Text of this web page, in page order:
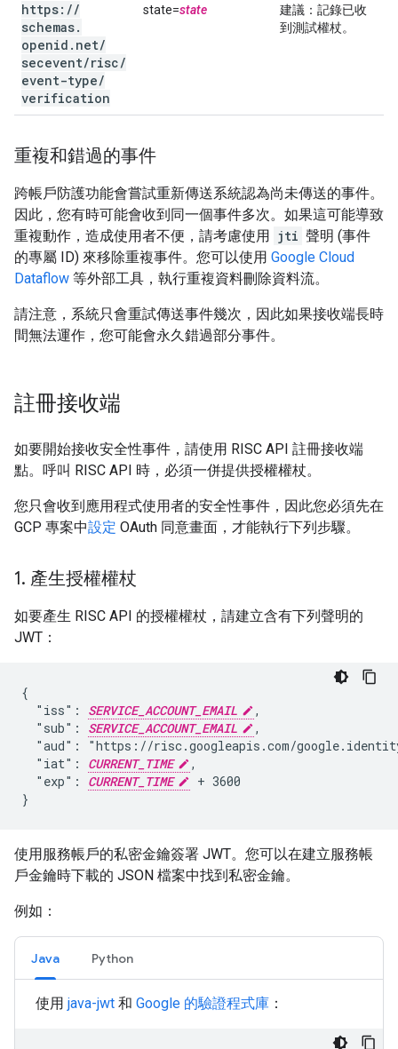
https: //
schemas.
openid . net/
secevent/risc/
event-type/
verification
state=state 建議 ：記錄已收
到測試權杖。
重複和錯過的事件
跨帳戶防護功能會嘗試重新傳送系統認為尚未傳送的事件。
因此，您有時可能會收到同一個事件多次。如果這可能導致
重複動作，造成使用者不便，請考慮使用 jti 聲明 (事件
的專屬 ID) 來移除重複事件。您可以使用 Google Cloud
Dataflow 等外部工具，執行重複資料刪除資料流。
請注意，系統只會重試傳送事件幾次，因此如果接收端長時
間無法運作，您可能會永久錯過部分事件。
註冊接收端
如要開始接收安全性事件，請使用 RISC API 註冊接收端
點。呼叫 RISC API 時，必須一併提供授權權杖。
您只會收到應用程式使用者的安全性事件，因此您必須先在
GCP 專案中設定 OAuth 同意畫面，才能執行下列步驟。
1. 產生授權權杖
如要產生 RISC API 的授權權杖，請建立含有下列聲明的
JWT：
{
  "iss":
SERVICE_ACCOUNT_EMAIL
,
  "sub":
SERVICE_ACCOUNT_EMAIL
,
"aud": "https://risc.googleapis.com/
  "iat":
CURRENT_TIME
,
  "exp":
CURRENT_TIME
+ 3600
}
使用服務帳戶的私密金鑰簽署 JWT。您可以在建立服務帳
戶金鑰時下載的 JSON 檔案中找到私密金鑰。
例如：
Java Python
使用 java-jwt 和 Google 的驗證程式庫 ：